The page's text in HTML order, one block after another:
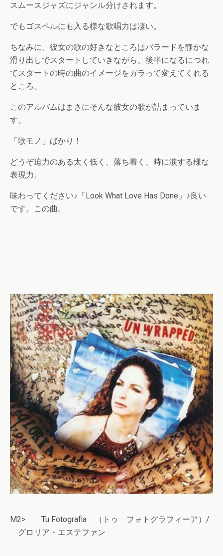
スムースジャズにジャンル分けされます。
でもゴスペルにも入る様な歌唱力は凄い。
ちなみに、彼女の歌の好きなところはバラードを静かな
滑り出しでスタートしていきながら、後半になるにつれ
てスタートの時の曲のイメージをガラって変えてくれる
ところ。
このアルバムはまさにそんな彼女の歌が詰まっていま
す。
「歌モノ」ばかり！
どうぞ迫力のある太く低く、落ち着く、時に涙する様な
表現力。
味わってください♪「Look What Love Has Done」♪良い
です。この曲。
M2> Tu Fotografia （トゥ フォトグラフィーア）/
グロリア・エステファン